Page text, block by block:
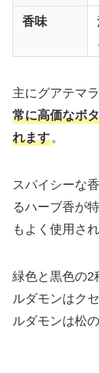
香味
主にグアテマ
常に高価なボ
れます。
スパイシーな
るハーブ香が
もよく使用さ
緑色と黒色の2
ルダモンはク
ルダモンは松